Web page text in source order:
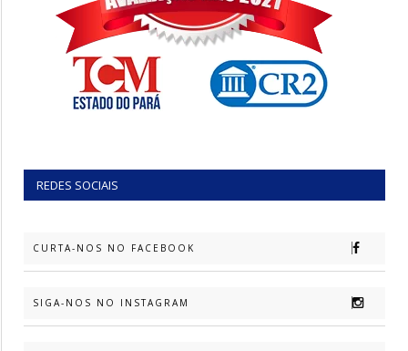
REDES SOCIAIS
CURTA-NOS NO FACEBOOK
SIGA-NOS NO INSTAGRAM